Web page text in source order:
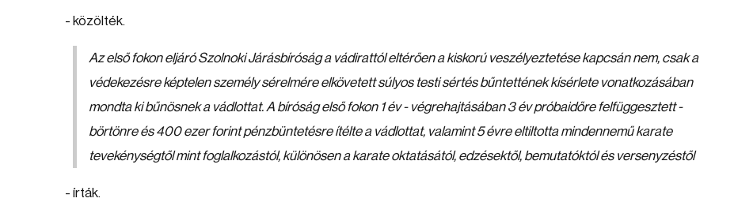
- közölték.
Az első fokon eljáró Szolnoki Járásbíróság a vádirattól eltérően a kiskorú veszélyeztetése kapcsán nem, csak a
védekezésre képtelen személy sérelmére elkövetett súlyos testi sértés bűntettének kísérlete vonatkozásában
mondta ki bűnösnek a vádlottat. A bíróság első fokon 1 év - végrehajtásában 3 év próbaidőre felfüggesztett -
börtönre és 400 ezer forint pénzbüntetésre ítélte a vádlottat, valamint 5 évre eltiltotta mindennemű karate
tevekénységtől mint foglalkozástól, különösen a karate oktatásától, edzésektől, bemutatóktól és versenyzéstől
- írták.